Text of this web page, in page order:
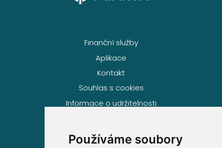
Používáme soubory
Finanční služby
Aplikace
Kontakt
Souhlas s cookies
Informace o udržitelnosti
Volejte zdarma na